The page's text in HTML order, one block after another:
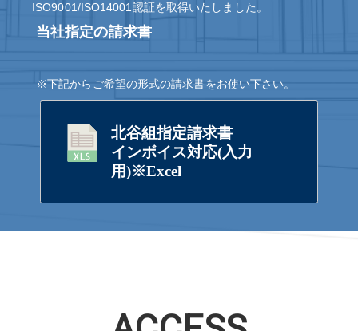
ISO9001/ISO14001認証を取得いたしました。
当社指定の請求書
※下記からご希望の形式の請求書をお使い下さい。
北谷組指定請求書
インボイス対応(入力
用)※Excel